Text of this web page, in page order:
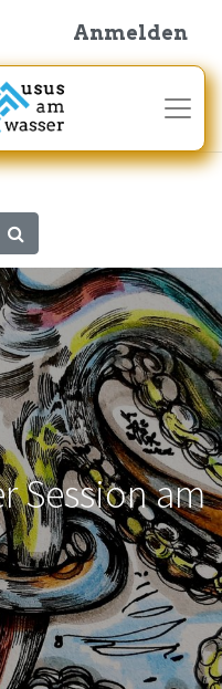
Anmelden
Session am